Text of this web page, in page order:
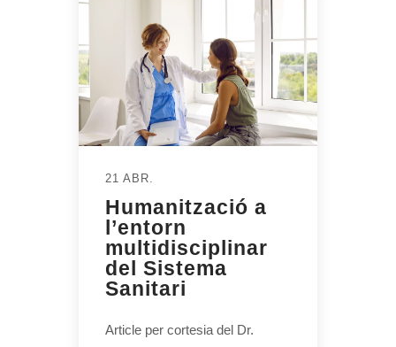
21 ABR.
Humanització a
l’entorn
multidisciplinar
del Sistema
Sanitari
Article per cortesia del Dr.